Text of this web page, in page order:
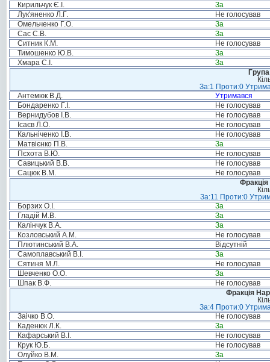
Кирильчук Є.І.
За
Лук'яненко Л.Г.
Не голосував
Омельченко Г.О.
За
Сас С.В.
За
Ситник К.М.
Не голосував
Тимошенко Ю.В.
За
Хмара С.І.
За
За:1 Проти:0
Антемюк В.Д.
Утримався
Бондаренко Г.І.
Не голосував
Вернидубов І.В.
Не голосував
Ісаєв Л.О.
Не голосував
Кальніченко І.В.
Не голосував
Матвієнко П.В.
За
Пєхота В.Ю.
Не голосував
Савицький В.В.
Не голосував
Сацюк В.М.
Не голосував
Фракція
За:11 Проти:0
Борзих О.І.
За
Гладій М.В.
За
Калінчук В.А.
За
Козловський А.М.
Не голосував
Плютинський В.А.
Відсутній
Самоплавський В.І.
За
Сятиня М.Л.
Не голосував
Шевченко О.О.
За
Шпак В.Ф.
Не голосував
Фракція
За:4 Проти:0
Заічко В.О.
Не голосував
Каденюк Л.К.
За
Кафарський В.І.
Не голосував
Крук Ю.Б.
Не голосував
Олуйко В.М.
За